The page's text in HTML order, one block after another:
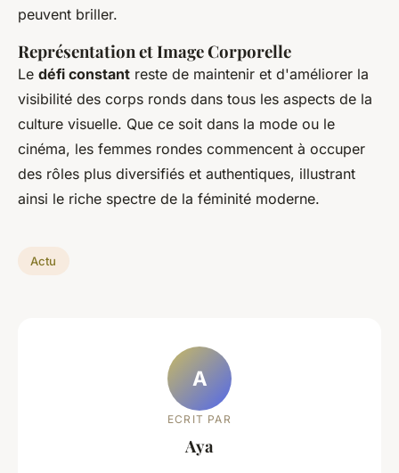
peuvent briller.
Représentation et Image Corporelle
Le défi constant reste de maintenir et d'améliorer la
visibilité des corps ronds dans tous les aspects de la
culture visuelle. Que ce soit dans la mode ou le
cinéma, les femmes rondes commencent à occuper
des rôles plus diversifiés et authentiques, illustrant
ainsi le riche spectre de la féminité moderne.
Actu
A
ECRIT PAR
Aya